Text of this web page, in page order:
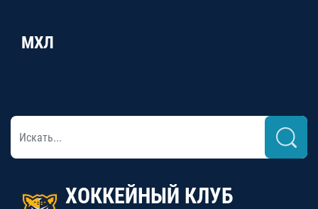
МХЛ
ХОККЕЙНЫЙ КЛУБ